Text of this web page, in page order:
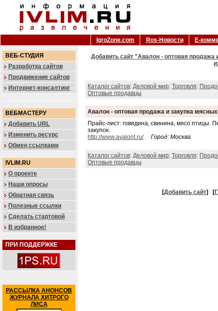
IgroZone.com Ros-Новости Е-
ВЕБ-СТУДИЯ
Разработка сайтов
Продвижение сайтов
Интернет-консалтинг
ВЕБМАСТЕРУ
Добавить URL
Изменить ресурс
Обмен ссылками
IVLIM.RU
О проекте
Наши опросы
Обратная связь
Полезные ссылки
Сделать стартовой
В избранное!
ПРИ ПОДДЕРЖКЕ
РАССЫЛКА АНОНСОВ
ЖУРНАЛА ХИТРОГО
ЛИСА
Добавить сайт "Авалон - оптовая продажа
Каталог сайтов: Деловой мир: Торговля:
Оптовые продавцы
Авалон - оптовая продажа и закупка
Прайс-лист: говядина, свинина, мясо птицы.
закупок.
http://www.avalont.ru/
Город: Москва
Каталог сайтов: Деловой мир: Торговля:
Оптовые продавцы
[Добавить сайт] [